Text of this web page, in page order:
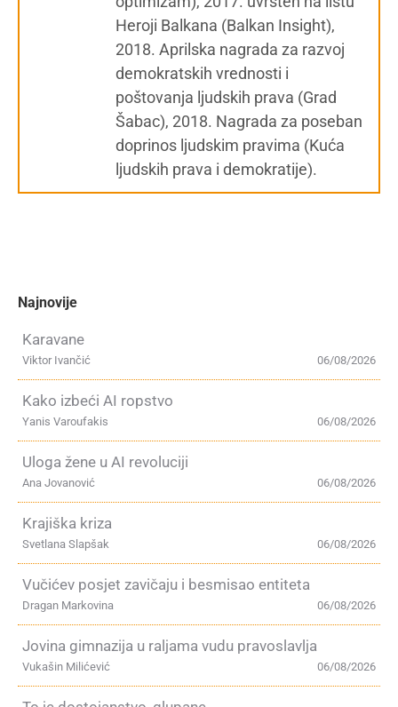
Heroji Balkana (Balkan Insight),
2018. Aprilska nagrada za razvoj
demokratskih vrednosti i
poštovanja ljudskih prava (Grad
Šabac), 2018. Nagrada za poseban
doprinos ljudskim pravima (Kuća
ljudskih prava i demokratije).
Najnovije
Karavane
06/08/2026
Viktor Ivančić
Kako izbeći AI ropstvo
06/08/2026
Yanis Varoufakis
Uloga žene u AI revoluciji
06/08/2026
Ana Jovanović
Krajiška kriza
06/08/2026
Svetlana Slapšak
Vučićev posjet zavičaju i besmisao entiteta
06/08/2026
Dragan Markovina
Jovina gimnazija u raljama vudu pravoslavlja
06/08/2026
Vukašin Milićević